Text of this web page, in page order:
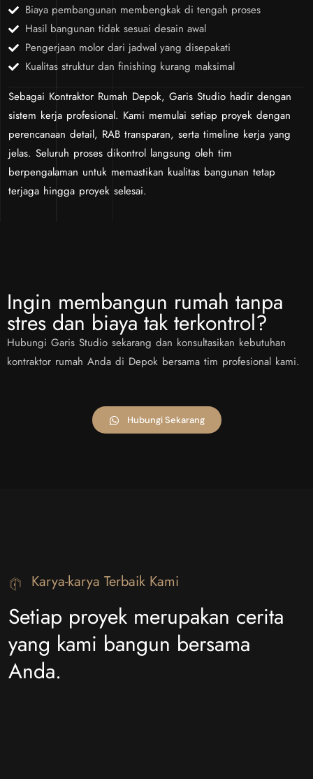
Biaya pembangunan membengkak di tengah proses
Hasil bangunan tidak sesuai desain awal
Pengerjaan molor dari jadwal yang disepakati
Kualitas struktur dan finishing kurang maksimal
Sebagai Kontraktor Rumah Depok, Garis Studio hadir dengan
sistem kerja profesional. Kami memulai setiap proyek dengan
perencanaan detail, RAB transparan, serta timeline kerja yang
jelas. Seluruh proses dikontrol langsung oleh tim
berpengalaman untuk memastikan kualitas bangunan tetap
terjaga hingga proyek selesai.
Ingin membangun rumah tanpa
stres dan biaya tak terkontrol?
Hubungi Garis Studio sekarang dan konsultasikan kebutuhan
kontraktor rumah Anda di Depok bersama tim profesional kami.
Hubungi Sekarang
Karya-karya Terbaik Kami
Setiap proyek merupakan cerita
yang kami bangun bersama
Anda.